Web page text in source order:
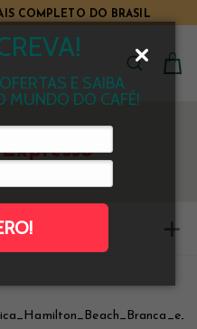
E SAIBA
MUNDO DO CAFÉ!
COMPLETO DO BRASIL
Ordenar